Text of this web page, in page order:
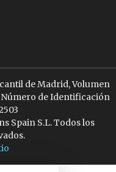
de Madrid, Volumen
Número de Identificación
Spain S.L. Todos los